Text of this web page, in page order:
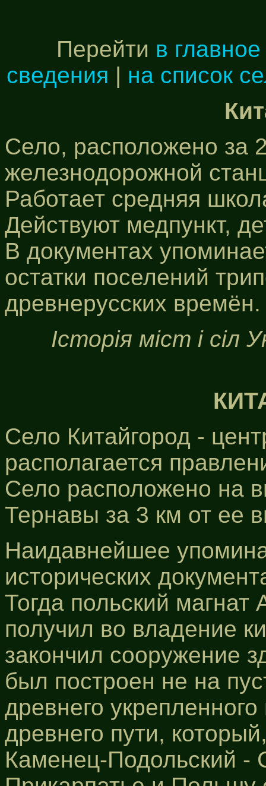
Перейти в
сведения | на список
Село, расположено за
железнодорожной
Работает средняя
Действуют медпункт,
В документах
остатки поселений
древнерусских времён.
Історія міст і сіл
Село Китайгород -
располагается
Село расположено на
Тернавы за 3 км от ее
Наидавнейшее
исторических
Тогда польский
получил во владение
закончил сооружение
был построен не на
древнего
древнего пути,
Каменец-Подольский -